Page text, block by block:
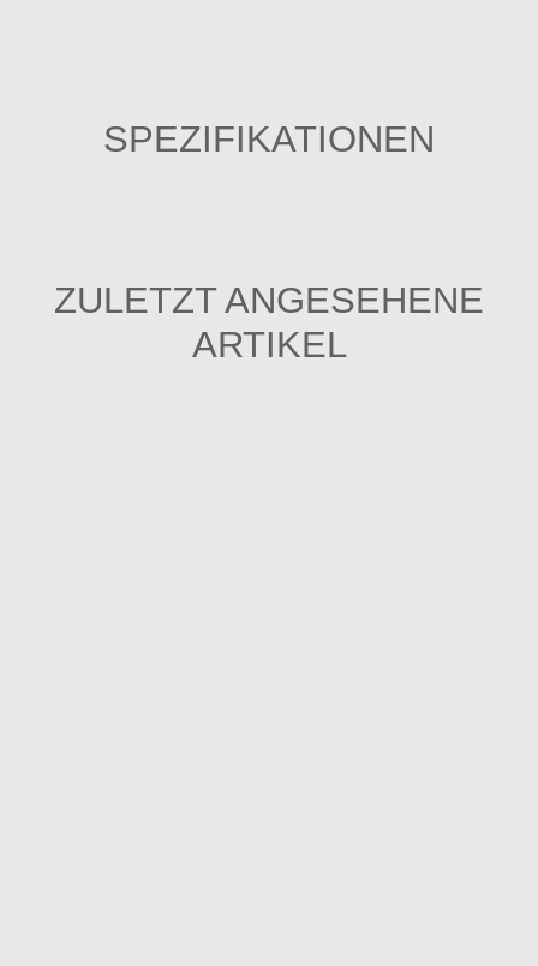
SPEZIFIKATIONEN
ZULETZT ANGESEHENE
ARTIKEL